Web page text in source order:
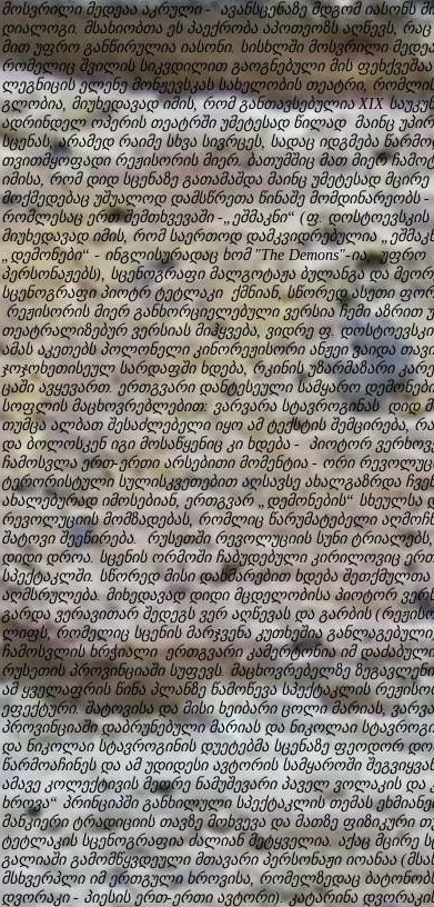
მოსვრილი მედეაა აკრული - ავანსცენაზე მდგომ იასონს
დიალოგი. მსახიობთა ეს პაექრობა აპოთეოზს აღწევს,
მით უფრო განწირულია იასონი. სისხლში მოსვრილი
რომელიც შვილის სიკვდილით გაოგნებული მის
ლეგნიცის ელენე მონჟევსკას სახელობის თეატრი,
გლობია, მიუხედავად იმის, რომ განთავსებულია XIX
ადრინდელ ოპერის თეატრში უმეტესად წილად მაინც
სცენას, არამედ რაიმე სხვა სივრცეს, სადაც იდგმება
თვითმყოფადი რეჟისორის მიერ. ბათუმშიც მათ მიერ
იმისა, რომ დიდ სცენაზე გათამაშდა მაინც უმეტესად
მოქმედებაც უშუალოდ დამსწრეთა წინაშე მომდინარეობს
რომლესაც ერთ შემთხვევაში -„ეშმაკნი“ (ფ.
მიუხედავად იმის, რომ საერთოდ დამკვიდრებულია
„დემონები“ - ინგლისურადაც ხომ "The Demons"-ია,
პერსონაჟებს), სცენოგრაფი მალგოტაჟა ბულანგა და
სცენოგრაფი პიოტრ ტეტლაკი ქმნიან, სწორედ ასეთი
რეჟისორის მიერ განხორციელებული ვერსია ჩემი აზრით
თეატრალიზებურ ვერსიას მიჰყვება, ვიდრე ფ.
ამას აკეთებს პოლონელი კინორეჟისორი ანჟეი ვაიდა
ჯოჯოხეთისეულ სარდაფში ხდება, რკინის უზარმაზარი
ცაში ავყევართ. ერთგვარი დანტესეული სამყარო
სოფლის მაცხოვრებლებით: ვარვარა სტავროგინას დიდ
თუმცა ალბათ შესაძლებელი იყო ამ ტექსტის შემცირება,
და ბოლოსკენ იგი მოსაწყენიც კი ხდება - პიოტორ
ჩამოსვლა ერთ-ერთი არსებითი მომენტია - ორი
ტერორისტული სულისკვეთებით აღსავსე ახალგაზრდა
ახალებურად იმოსებიან, ერთგვარ „დემონების“ სხეულსა
რევოლუციის მომზადებას, რომლიც წარუმატებელი
შატოვი შეეწირება. რუსეთში რევოლუციის სუნი ტრიალებს,
დიდი დროა. სცენის ორმოში ჩაბუდებული კირილოვიც
სპექტაკლში. სწორედ მისი დახმარებით ხდება
აღმსრულება. მიხედავად დიდი მცდელობისა პიოტორ
გარდა ვერავითარ შედეგს ვერ აღწევას და გარბის
ლიფს, რომელიც სცენის მარჯვენა კუთხეშია
ჩამოსვლის ხრჭიალი ერთგვარი კამერტონია იმ
რუსეთის პროვინციაში სუფევს. მაცხოვრებელზე
ამ ყველაფრის წინა პლანზე წამოწევა სპექტაკლის
ეფექტური. შატოვისა და მისი ხეიბარი ცოლი მარიას,
პროვინციაში დაბრუნებული მარიას და ნიკოლაი
და ნიკოლაი სტავროგინის დუეტებმა სცენაზე ფეოდორ
წარმოაჩინეს და ამ უდიდესი ავტორის სამყაროში
ამავე კოლექტივის მეორე ნამუშევარი პაველ ვოლაკის
ხროვა“ პრინციპში განხილული სპექტაკლის თემას
მანკიერი ტრადიციის თავზე მოხვევა და მათზე ფიზიკური
ტეტლაკის სცენოგრაფია ძალიან მეტყველია. აქაც მცირე
გალიაში გამომწყვდეული მთავარი პერსონაჟი იოანაა
მსხვერპლი იმ ერთგული ხროვისა, რომელზედაც ბატონობს
დვორაკი - პიესის ერთ-ერთი ავტორი). კატარინა